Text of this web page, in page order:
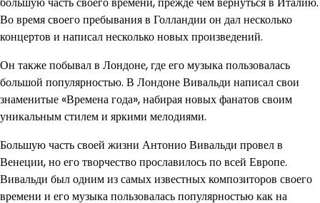
Во время своего пребывания в Голландии он дал несколько
концертов и написал несколько новых произведений.
Он также побывал в Лондоне, где его музыка пользовалась
большой популярностью. В Лондоне Вивальди написал свои
знаменитые «Времена года», набирая новых фанатов своим
уникальным стилем и яркими мелодиями.
Большую часть своей жизни Антонио Вивальди провел в
Венеции, но его творчество прославилось по всей Европе.
Вивальди был одним из самых известных композиторов своего
времени и его музыка пользовалась популярностью как на